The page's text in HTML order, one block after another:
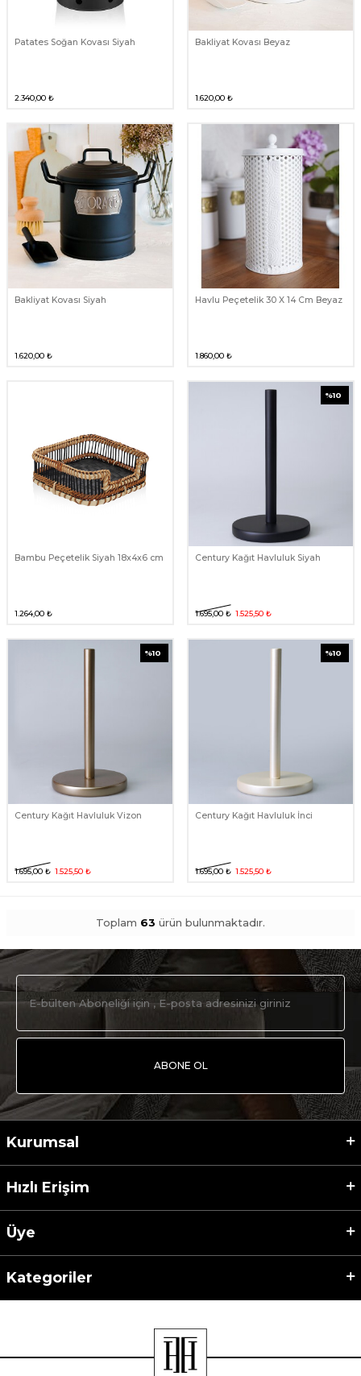
Patates Soğan Kovası Siyah
2.340,00 ₺
Bakliyat Kovası Beyaz
1.620,00 ₺
Bakliyat Kovası Siyah
1.620,00 ₺
Havlu Peçetelik 30 X 14 Cm Beyaz
1.860,00 ₺
Bambu Peçetelik Siyah 18x4x6 cm
1.264,00 ₺
%10
Century Kağıt Havluluk Siyah
1.695,00 ₺ 1.525,50 ₺
%10
Century Kağıt Havluluk Vizon
1.695,00 ₺ 1.525,50 ₺
%10
Century Kağıt Havluluk İnci
1.695,00 ₺ 1.525,50 ₺
Toplam 63 ürün bulunmaktadır.
ABONE OL
Kurumsal
Hızlı Erişim
Üye
Kategoriler